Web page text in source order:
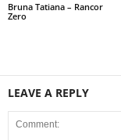
Bruna Tatiana – Rancor
Zero
LEAVE A REPLY